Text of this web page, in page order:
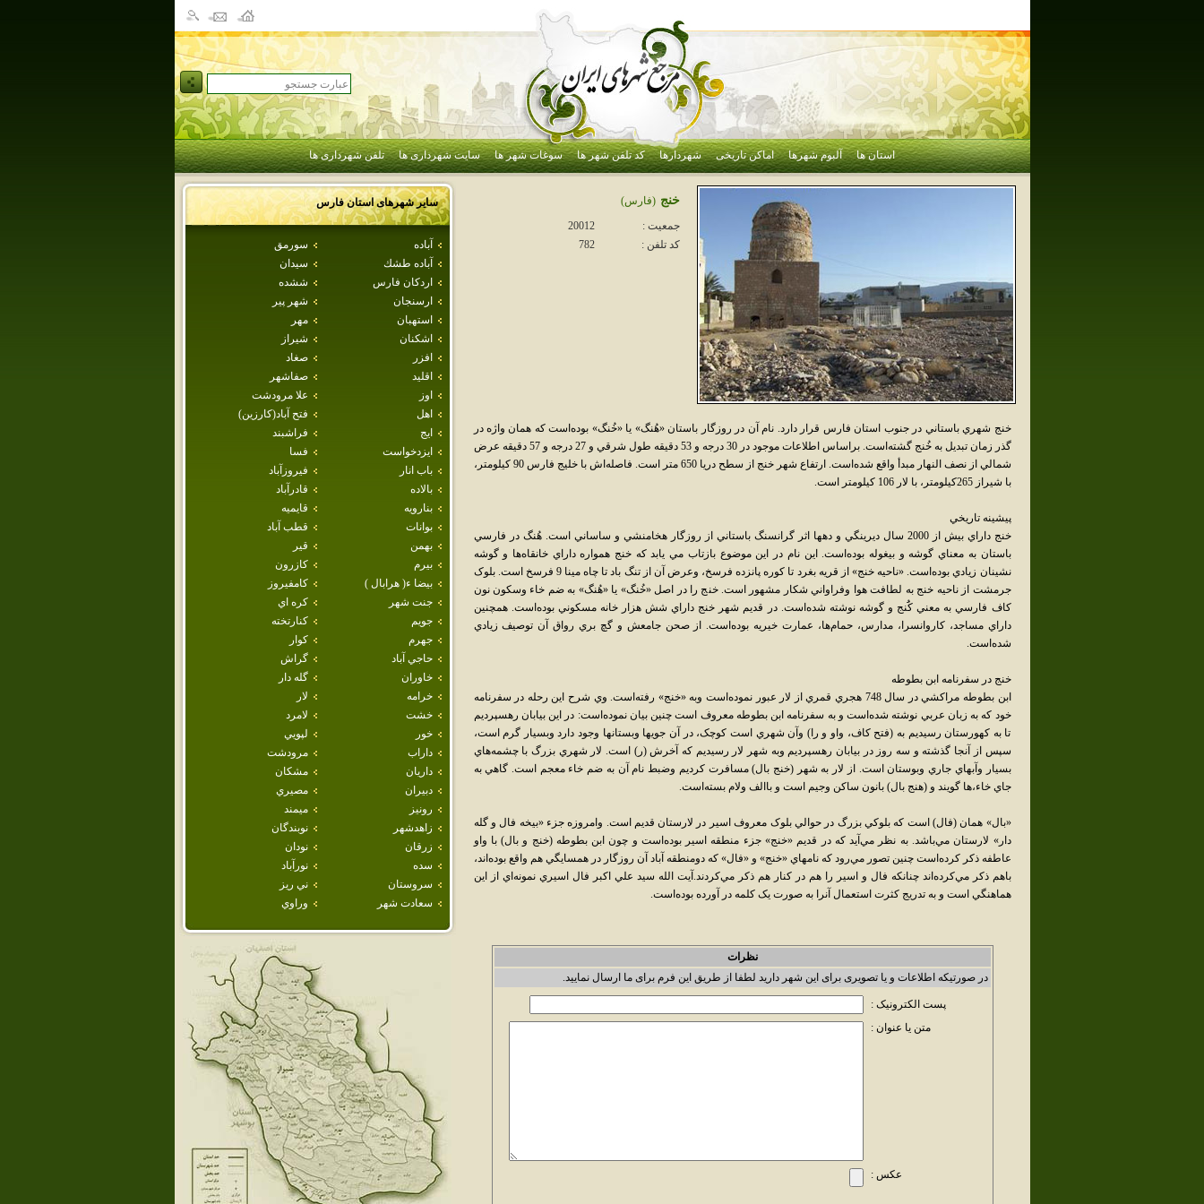
استان ها آلبوم شهرها اماکن تاریخی شهردارها کد تلفن شهر ها سوغات شهر ها سایت شهرداری ها تلفن شهرداری ها
سایر شهرهای استانفارس
آباده
سورمق
آباده طشك
سيدان
اردكان فارس
ششده
ارسنجان
شهر پير
استهبان
مهر
اشكنان
شيراز
افزر
صغاد
اقليد
صفاشهر
اوز
علا مرودشت
اهل
فتح آباد(كارزين)
ايج
فراشبند
ايزدخواست
فسا
باب انار
فيروزآباد
بالاده
قادرآباد
بنارويه
قايميه
بوانات
قطب آباد
بهمن
قير
بيرم
كازرون
بيضا ء( هرابال )
كامفيروز
جنت شهر
كره اي
جويم
كنارتخته
جهرم
كوار
حاجي آباد
گراش
خاوران
گله دار
خرامه
لار
خشت
لامرد
خور
لپويي
داراب
مرودشت
داريان
مشكان
دبيران
مصيري
رونيز
ميمند
زاهدشهر
نوبندگان
زرقان
نودان
سده
نورآباد
سروستان
ني ريز
سعادت شهر
وراوي
خنج (فارس)
جمعیت :
20012
کد تلفن :
782
خنج شهري باستاني در جنوب استان فارس قرار دارد. نام آن در روزگار باستان «هُنگ» يا «خُنگ» بوده‌است که همان واژه در
گذر زمان تبديل به خُنج گشته‌است. براساس اطلاعات موجود در 30 درجه و 53 دقيقه طول شرقي و 27 درجه و 57 دقيقه عرض
شمالي از نصف النهار مبدأ واقع شده‌است. ارتفاع شهر خنج از سطح دريا 650 متر است. فاصله‌اش با خليج فارس 90 کيلومتر،
با شيراز 265کيلومتر، با لار 106 کيلومتر است.
پيشينه تاريخي
خنج داراي بيش از 2000 سال ديرينگي و دهها اثر گرانسنگ باستاني از روزگار هخامنشي و ساساني است. هُنگ در فارسي
باستان به معناي گوشه و بيغوله بوده‌است. اين نام در اين موضوع بازتاب مي‌ يابد که خنج همواره داراي خانقاه‌ها و گوشه
نشينان زيادي بوده‌است. «ناحيه خنج» از قريه بغرد تا کوره پانزده فرسخ، وعرض آن از تنگ باد تا چاه مينا 9 فرسخ است. بلوک
جرمشت از ناحيه خنج به لطافت هوا وفراواني شکار مشهور است. خنج را در اصل «خُنگ» يا «هُنگ» به ضم خاء وسکون نون
کاف فارسي به معني کَُنج و گوشه نوشته شده‌است. در قديم شهر خنج داراي شش هزار خانه مسکوني بوده‌است. همچنين
داراي مساجد، کاروانسرا، مدارس، حمام‌ها، عمارت خيريه بوده‌است. از صحن جامعش و گچ بري رواق آن توصيف زيادي
شده‌است.
خنج در سفرنامه ابن بطوطه
ابن بطوطه مراکشي در سال 748 هجري قمري از لار عبور نموده‌است وبه «خنج» رفته‌است. وي شرح اين رحله در سفرنامه
خود که به زبان عربي نوشته شده‌است و به سفرنامه ابن بطوطه معروف است چنين بيان نموده‌است: در اين بيابان رهسپرديم
تا به کهورستان رسيديم به (فتح کاف، واو و را) وآن شهري است کوچک، در آن جويها وبستانها وجود دارد وبسيار گرم است،
سپس از آنجا گذشته و سه روز در بيابان رهسپرديم وبه شهر لار رسيديم که آخرش (ر) است. لار شهري بزرگ با چشمه‌هاي
بسيار وآبهاي جاري وبوستان است. از لار به شهر (خنج بال) مسافرت کرديم وضبط نام آن به ضم خاء معجم است. گاهي به
جاي خاء،‌ها گويند و (هنج بال) بانون ساکن وجيم است و باالف ولام بسته‌است.
«بال» همان (فال) است که بلوکي بزرگ در حوالي بلوک معروف اسير در لارستان قديم است. وامروزه جزء «بيخه فال و گله
دار» لارستان مي‌باشد. به نظر مي‌آيد که در قديم «خنج» جزء منطقه اسير بوده‌است و چون ابن بطوطه (خنج و بال) با واو
عاطفه ذکر کرده‌است چنين تصور مي‌رود که نامهاي «خنج» و «فال» که دومنطقه آباد آن روزگار در همسايگي هم واقع بوده‌اند،
باهم ذکر مي‌کرده‌اند چنانکه فال و اسير را هم در کنار هم ذکر مي‌کردند.آيت الله سيد علي اکبر فال اسيري نمونه‌اي از اين
هماهنگي است و به تدريج کثرت استعمال آنرا به صورت يک کلمه در آورده بوده‌است.
نظرات
در صورتیکه اطلاعات و یا تصویری برای این شهر دارید لطفا از طریق این فرم برای ما ارسال نمایید.
پست الکترونیک :
متن یا عنوان :
عکس :